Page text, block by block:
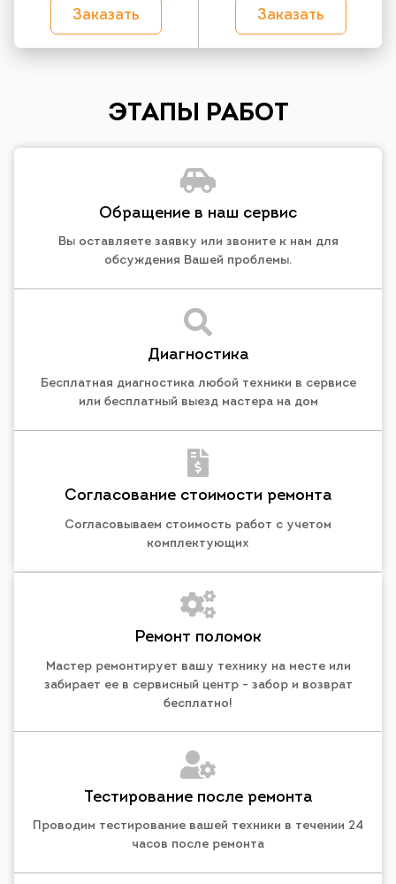
Заказать Заказать
ЭТАПЫ РАБОТ
Обращение в наш сервис
Вы оставляете заявку или звоните к нам для
обсуждения Вашей проблемы.
Диагностика
Бесплатная диагностика любой техники в сервисе
или бесплатный выезд мастера на дом
Согласование стоимости ремонта
Согласовываем стоимость работ с учетом
комплектующих
Ремонт поломок
Мастер ремонтирует вашу технику на месте или
забирает ее в сервисный центр - забор и возврат
бесплатно!
Тестирование после ремонта
Проводим тестирование вашей техники в течении 24
часов после ремонта